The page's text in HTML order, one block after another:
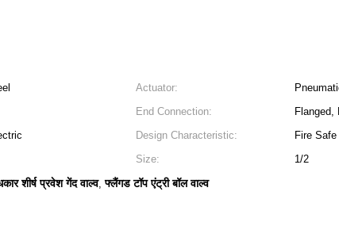
Actuator:
End Connection:
Flanged,
Design Characteristic:
Fire
Size:
1/2
शीर्ष प्रवेश गेंद वाल्व,फ्लैंगड टॉप एंट्री बॉल वाल्व